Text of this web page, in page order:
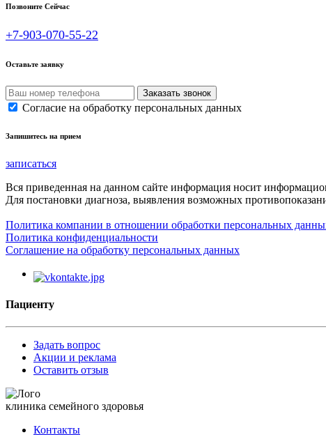
Позвоните Сейчас
+7-903-070-55-22
Оставьте заявку
Согласие на обработку персональных данных
Запишитесь на прием
записаться
Вся приведенная на данном сайте информация носит
Для постановки диагноза, выявления возможных
Политика компании в отношении обработки персональных
Политика конфиденциальности
Соглашение на обработку персональных данных
Пациенту
Задать вопрос
Акции и реклама
Оставить отзыв
клиника семейного здоровья
Контакты